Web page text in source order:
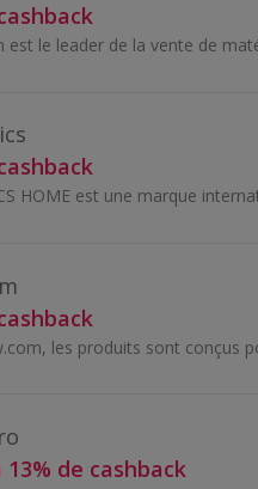
13% de cashback